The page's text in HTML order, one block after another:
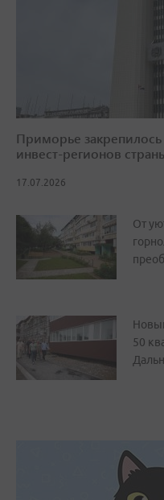
Приморье закрепилось
инвест-регионов
17.07.2026
От
50